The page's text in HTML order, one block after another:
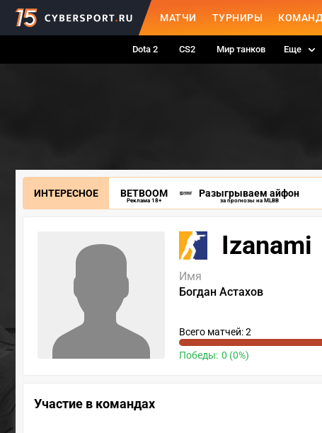
МАТЧИ ТУРНИРЫ
Dota 2 CS2 Мир танков Еще
ИНТЕРЕСНОЕ BETBOOM
Реклама 18+
Разыгрываем айфон
за прогнозы на MLBB
Izanami
Имя
Богдан Астахов
Всего матчей: 2
Победы: 0 (0%)
Участие в командах